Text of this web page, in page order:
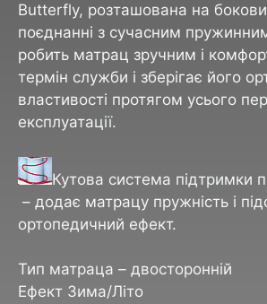
Butterfly, розташована на
поєднанні з сучасним
робить матрац зручним і
термін служби і зберігає його
властивості протягом усього
експлуатації.
Кутова система підтримки
– додає матрацу пружність і
ортопедичний ефект.
Тип матраца – двосторонній
Ефект Зима/Літо